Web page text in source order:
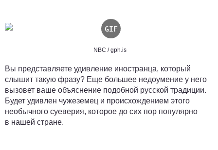
NBC / gph.is
Вы представляете удивление иностранца, который
слышит такую фразу? Еще большее недоумение у него
вызовет ваше объяснение подобной русской традиции.
Будет удивлен чужеземец и происхождением этого
необычного суеверия, которое до сих пор популярно
в нашей стране.